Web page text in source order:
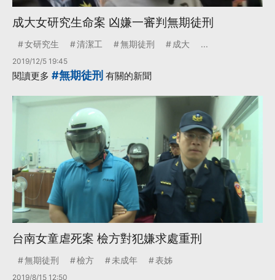
成大女研究生命案 凶嫌一審判無期徒刑
女研究生 清潔工 無期徒刑 成大 ...
2019/12/5 19:45
閱讀更多 #無期徒刑 有關的新聞
台南女童虐死案 檢方對犯嫌求處重刑
無期徒刑 檢方 未成年 表姊
2019/8/15 12:50